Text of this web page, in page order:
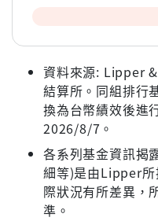
資料來源: Lipper
結算所。同組排行
換為台幣績效後進
2026/8/7。
各系列基金資訊揭
細等)是由Lipper所
際狀況有所差異，
準。